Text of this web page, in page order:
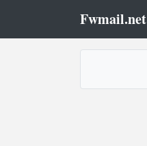
Fwmail.net